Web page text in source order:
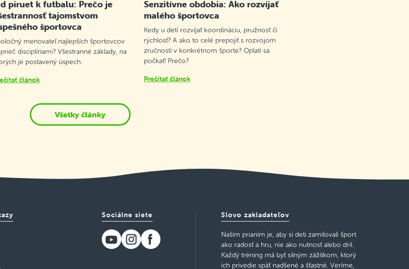
piruet k futbalu: Prečo je
tajomstvom
športovca
menovateľ najlepších športovcov
disciplínami? Všestranné základy, na
je postavený úspech.
článok
Senzitívne obdobia: Ako rozvíjať
malého športovca
Kedy u detí rozvíjať koordináciu, pružnosť či
rýchlosť? A ako to celé prepojiť s rozvojom
zručností v konkrétnom športe? Oplatí sa
počkať! Prečo?
Prečítať článok
Všetky články
Sociálne siete Slovo zakladateľov
Naším prianím je, aby si deti zamilovali šport
ako radosť a hru, nie ako nutnosť alebo dril.
Každý tréning má byť silným zážitkom, ktorý
ich privedie späť nadšené a šťastné. Veríme,